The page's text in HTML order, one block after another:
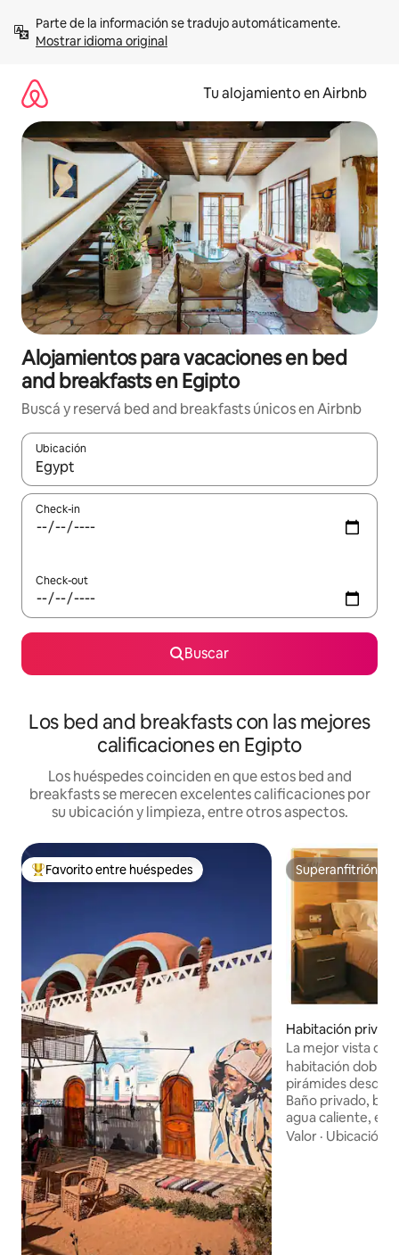
contenidoMostrar idioma original
Tu alojamiento en Airbnb
Alojamientos para vacaciones en bed
and breakfasts en Egipto
Buscá y reservá bed and breakfasts únicos en Airbnb
Ubicación
Cuando los resultados estén disponibles, navegá con las
Check-in
Check-out
Buscar
Los bed and breakfasts con las mejores
calificaciones en Egipto
Los huéspedes coinciden en que estos bed and
breakfasts se merecen excelentes calificaciones por
su ubicación y limpieza, entre otros aspectos.
Favorito entre los huéspedes más destacados
Favorito entre huéspedes Superanfitrión
Superanfitrión
Habitación
El-Semman
La mejor vista de
desayuno y
habitación doble
pirámides desde
Baño privado,
agua caliente,
ducha, papel
Valor · Ubicación